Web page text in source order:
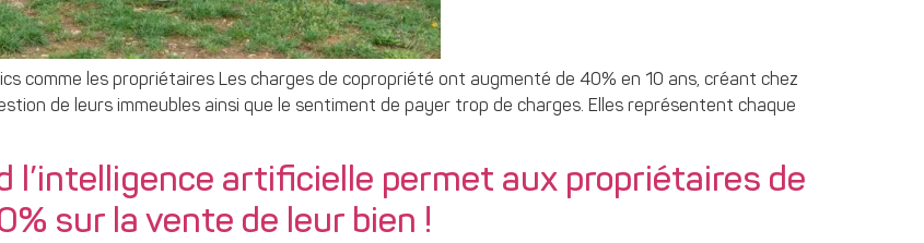
comme les propriétaires Les charges de copropriété ont augmenté de 40% en 10 ans, créant chez
de leurs immeubles ainsi que le sentiment de payer trop de charges. Elles représentent chaque
l’intelligence artificielle permet aux propriétaires de
sur la vente de leur bien !